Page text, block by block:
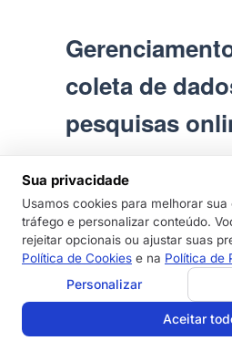
coleta de
pesquisas
Site gerencie a criação,
administração,
formulários e pesquisas
a coletar, salvar e
quaisquer Usuários que
Os Dados Pessoais
das informações
Sua privacidade
Usamos cookies para melhorar
tráfego e personalizar conteúdo.
rejeitar opcionais ou ajustar suas
Política de Cookies e na Política de
Personalizar
Aceitar